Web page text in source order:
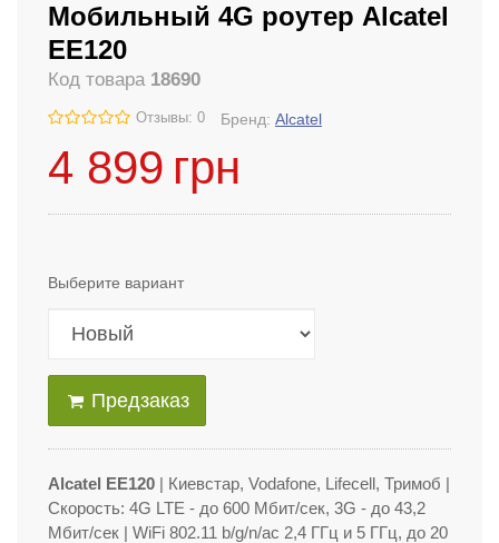
Мобильный 4G роутер Alcatel
EE120
Код товара 18690
Отзывы: 0 Бренд: Alcatel
4 899 грн
Выберите вариант
Предзаказ
Alcatel EE120 | Киевстар, Vodafone, Lifecell, Тримоб
Скорость: 4G LTE - до 600 Мбит/сек, 3G - до 43,2
Мбит/сек | WiFi 802.11 b/g/n/ac 2,4 ГГц и 5 ГГц, до 20